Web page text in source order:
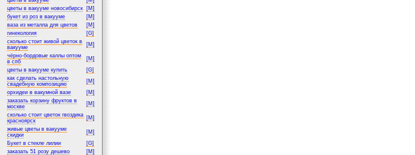
цветы в вакууме новосибирск
[M]
букет из роз в вакууме
[M]
ваза из металла для цветов
[M]
гинекология
[G]
сколько стоит живой цветок в
вакууме
[M]
чёрно-бордовые каллы оптом
в спб
[M]
цветы в вакууме купить
[G]
как сделать настольную
свадебную композицию
[M]
орхидеи в вакумной вазе
[M]
заказать корзину фруктов в
москве
[M]
сколько стоит цветок гвоздика
красноярск
[M]
живые цветы в вакууме
скидки
[M]
Букет в стекле лилии
[G]
заказать 51 розу дешево
[M]